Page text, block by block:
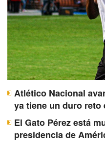
Atlético Nacional
ya tiene un duro reto
El Gato Pérez está
presidencia de